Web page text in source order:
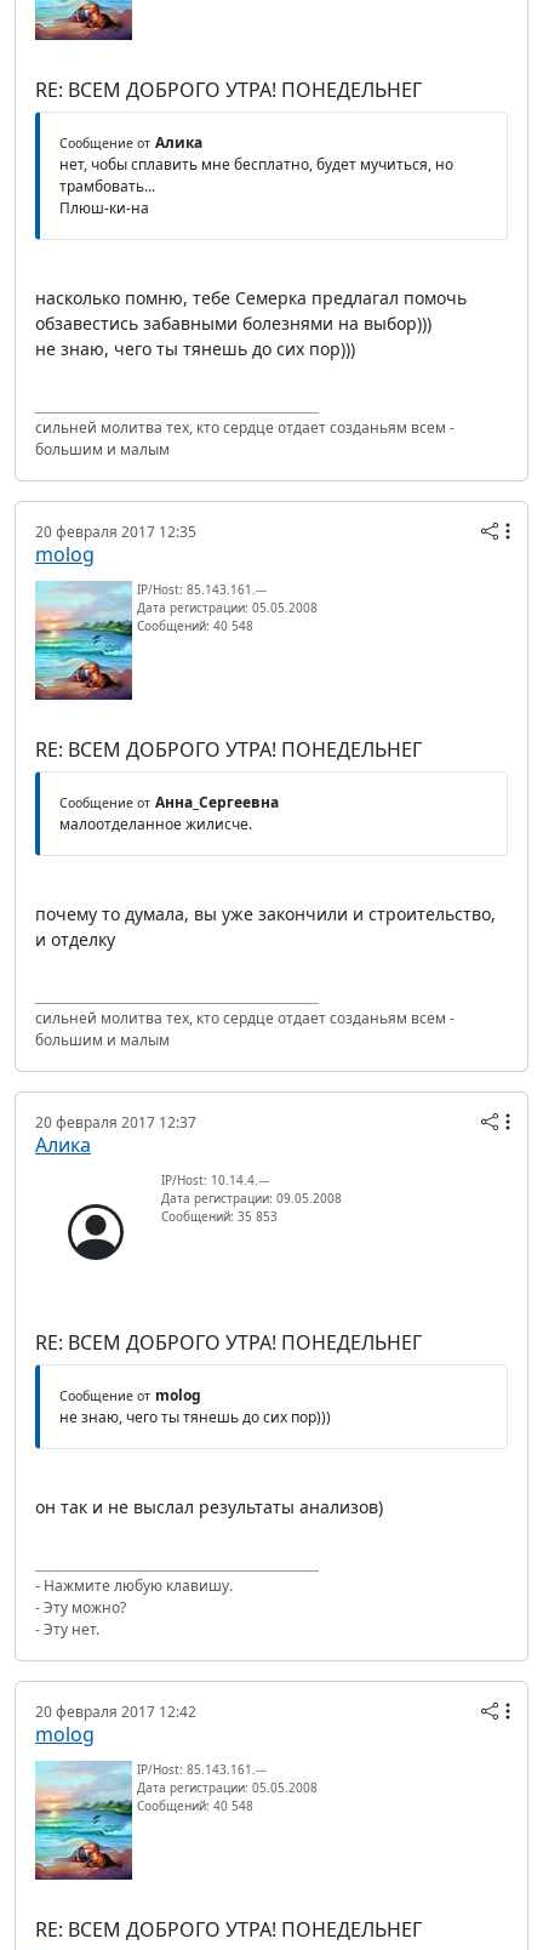
RE: ВСЕМ ДОБРОГО УТРА! ПОНЕДЕЛЬНЕГ
Сообщение от Алика
нет, чобы сплавить мне бесплатно, будет мучиться, но
трамбовать...
Плюш-ки-на
насколько помню, тебе Семерка предлагал помочь
обзавестись забавными болезнями на выбор)))
не знаю, чего ты тянешь до сих пор)))
сильней молитва тех, кто сердце отдает созданьям всем -
большим и малым
20 февраля 2017 12:35
molog
IP/Host: 85.143.161.---
Дата регистрации: 05.05.2008
Сообщений: 40 548
RE: ВСЕМ ДОБРОГО УТРА! ПОНЕДЕЛЬНЕГ
Сообщение от Анна_Сергеевна
малоотделанное жилисче.
почему то думала, вы уже закончили и строительство,
и отделку
сильней молитва тех, кто сердце отдает созданьям всем -
большим и малым
20 февраля 2017 12:37
Алика
IP/Host: 10.14.4.---
Дата регистрации: 09.05.2008
Сообщений: 35 853
RE: ВСЕМ ДОБРОГО УТРА! ПОНЕДЕЛЬНЕГ
Сообщение от molog
не знаю, чего ты тянешь до сих пор)))
он так и не выслал результаты анализов)
- Нажмите любую клавишу.
- Эту можно?
- Эту нет.
20 февраля 2017 12:42
molog
IP/Host: 85.143.161.---
Дата регистрации: 05.05.2008
Сообщений: 40 548
RE: ВСЕМ ДОБРОГО УТРА! ПОНЕДЕЛЬНЕГ